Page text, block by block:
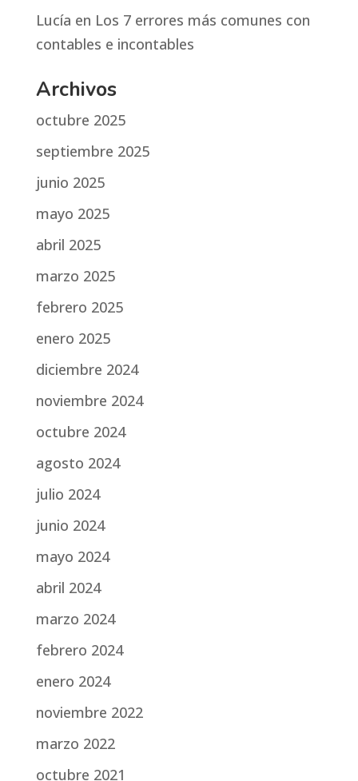
Lucía en Los 7 errores más comunes con
contables e incontables
Archivos
octubre 2025
septiembre 2025
junio 2025
mayo 2025
abril 2025
marzo 2025
febrero 2025
enero 2025
diciembre 2024
noviembre 2024
octubre 2024
agosto 2024
julio 2024
junio 2024
mayo 2024
abril 2024
marzo 2024
febrero 2024
enero 2024
noviembre 2022
marzo 2022
octubre 2021